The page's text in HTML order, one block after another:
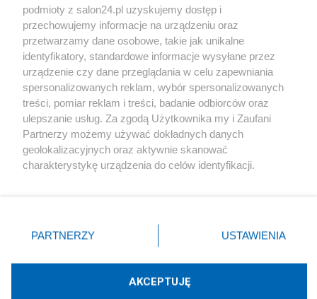
Społeczeństwo
Kultura
X Facebook Instagram Youtube
podmioty z salon24.pl uzyskujemy dostęp i
przechowujemy informacje na urządzeniu oraz
przetwarzamy dane osobowe, takie jak unikalne
identyfikatory, standardowe informacje wysyłane przez
urządzenie czy dane przeglądania w celu zapewniania
spersonalizowanych reklam, wybór spersonalizowanych
treści, pomiar reklam i treści, badanie odbiorców oraz
ulepszanie usług. Za zgodą Użytkownika my i Zaufani
Partnerzy możemy używać dokładnych danych
geolokalizacyjnych oraz aktywnie skanować
charakterystykę urządzenia do celów identyfikacji.
zmienić/wycofać klikając przycisk ustawień prywatności
znajdujący się w lewym dolnym rogu strony
rodzaje przetwarzania danych nie wymagają zgody
użytkownika, ale masz prawo sprzeciwić się takiemu
przetwarzaniu. Preferencje będą miały zastosowania tylko
PARTNERZY USTAWIENIA
AKCEPTUJĘ